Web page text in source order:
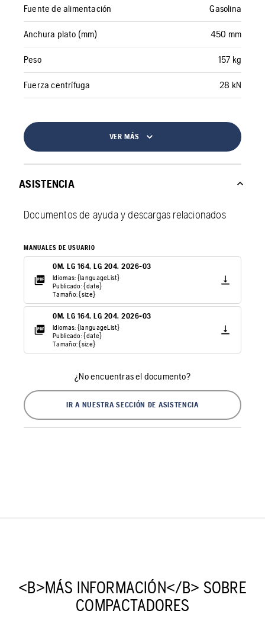
Fuente de alimentación Gasolina
Anchura plato (mm) 450 mm
Peso 157 kg
Fuerza centrífuga 28 kN
VER MÁS
ASISTENCIA
Documentos de ayuda y descargas relacionados
MANUALES DE USUARIO
OM. LG 164, LG 204. 2026-03
Idiomas: {languageList}
Publicado: {date}
Tamaño: {size}
OM. LG 164, LG 204. 2026-03
Idiomas: {languageList}
Publicado: {date}
Tamaño: {size}
¿No encuentras el documento?
IR A NUESTRA SECCIÓN DE ASISTENCIA
<B>MÁS INFORMACIÓN</B> SOBRE
COMPACTADORES